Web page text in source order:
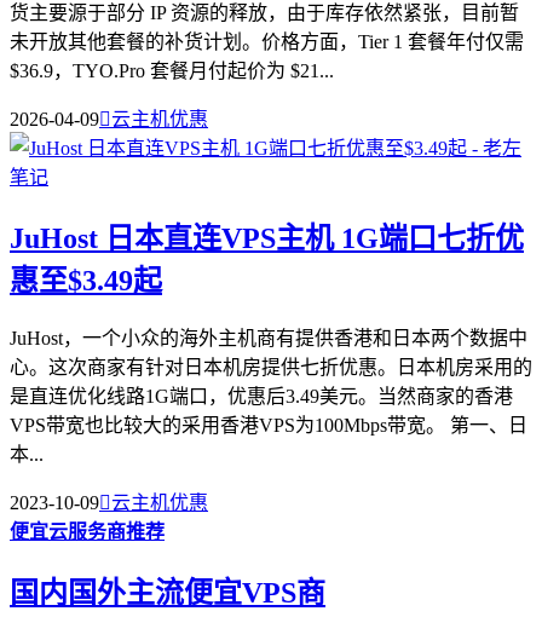
货主要源于部分 IP 资源的释放，由于库存依然紧张，目前暂
未开放其他套餐的补货计划。价格方面，Tier 1 套餐年付仅需
$36.9，TYO.Pro 套餐月付起价为 $21...
2026-04-09云主机优惠
JuHost 日本直连VPS主机 1G端口七折优
惠至$3.49起
JuHost，一个小众的海外主机商有提供香港和日本两个数据中
心。这次商家有针对日本机房提供七折优惠。日本机房采用的
是直连优化线路1G端口，优惠后3.49美元。当然商家的香港
VPS带宽也比较大的采用香港VPS为100Mbps带宽。 第一、日
本...
2023-10-09云主机优惠
便宜云服务商推荐
国内国外主流便宜VPS商